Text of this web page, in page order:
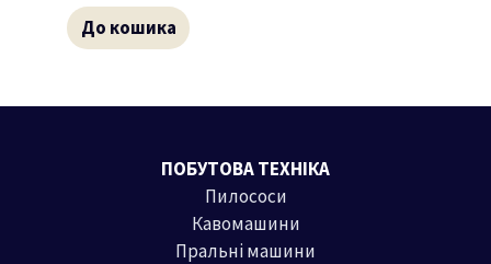
До кошика
ПОБУТОВА ТЕХНІКА
Пилососи
Кавомашини
Пральні машини